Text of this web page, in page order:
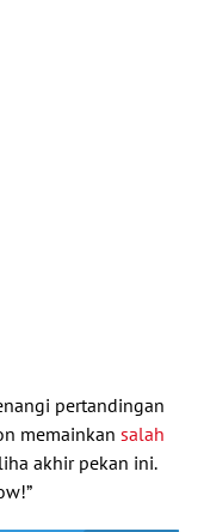
pertandingan
memainkan salah
akhir pekan ini.